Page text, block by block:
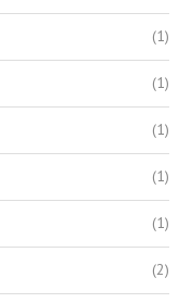
(1)
(1)
(1)
(1)
(1)
(2)